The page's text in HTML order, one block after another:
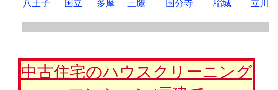
八王子 国立 多摩 三鷹 国分寺 稲城 立川
中古住宅のハウスクリーニング